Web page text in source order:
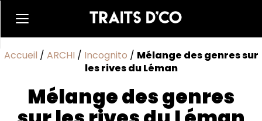
Accueil / ARCHI / Incognito / Mélange des genres sur
les rives du Léman
Mélange des genres